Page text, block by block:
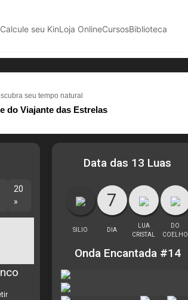
Calcule seu KinLoja OnlineCursosBiblioteca
seu tempo natural
do Viajante das Estrelas
20
»
Data das 13 Luas
7
SILIO DIA
LUA
CRISTAL
DO
COELHO
Onda Encantada #14